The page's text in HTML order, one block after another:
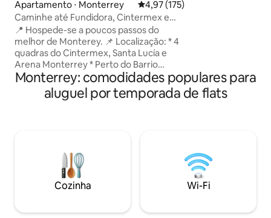
Apartamento ⋅ Monterrey 4,97 de uma avaliação média de
4,97 (175)
Caminhe até Fundidora, Cintermex e
Arena + check-in autônomo
📍 Hospede-se a poucos passos do
melhor de Monterey. 📌 Localização: * 4
quadras do Cintermex, Santa Lucía e
Arena Monterrey * Perto do Barrio
Antiguo * Metrô, rodoviária, Oxxo, 7-
Eleven, cafés e restaurantes nas
proximidades 🛏️ Quarto: * Cama queen *
indução * Micro-ondas * Minigeladeira *
Café e itens essenciais Importante: *
Loft privado * Acesso compartilhado *
Estacionamento na rua
condicionado e
dedicado
Monterrey: comodidades populares para
aluguel por temporada de flats
Cozinha Wi-Fi